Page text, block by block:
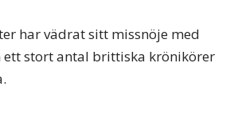
har vädrat sitt missnöje med
ett stort antal brittiska krönikörer